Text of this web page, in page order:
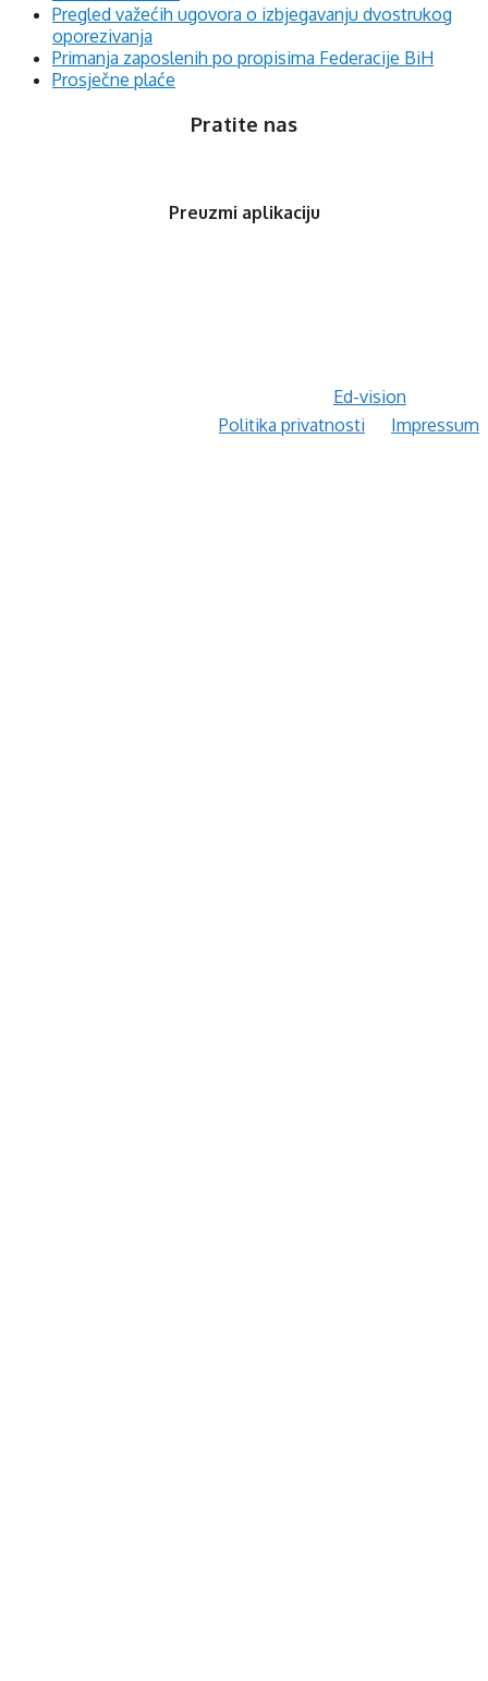
Pregled važećih ugovora o izbjegavanju dvostrukog
oporezivanja
Primanja zaposlenih po propisima Federacije BiH
Prosječne plaće
Pratite nas
Preuzmi aplikaciju
Ed-vision
Politika privatnosti
Impressum